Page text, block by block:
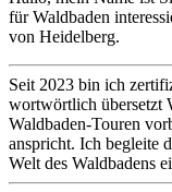
für Waldbaden
von Heidelberg.
Seit 2023 bin ich
wortwörtlich übersetzt
Waldbaden-Touren
anspricht. Ich begleite
Welt des Waldbadens